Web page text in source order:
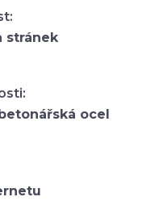
stránek
ocel